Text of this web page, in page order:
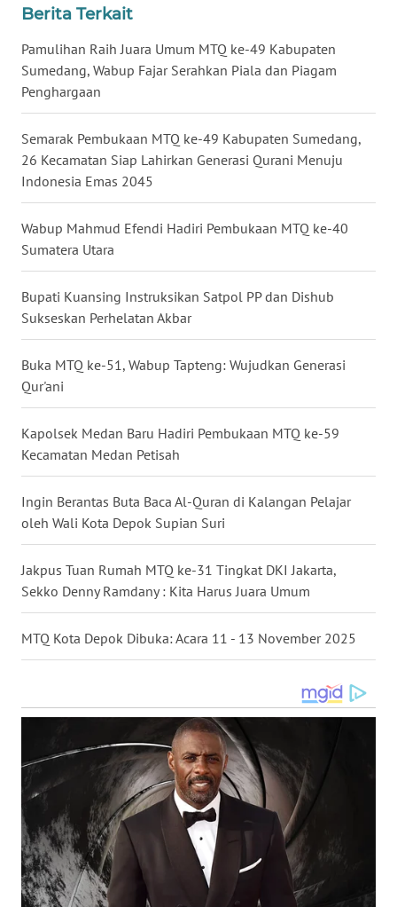
Berita Terkait
Pamulihan Raih Juara Umum MTQ ke-49 Kabupaten
Sumedang, Wabup Fajar Serahkan Piala dan Piagam
Penghargaan
Semarak Pembukaan MTQ ke-49 Kabupaten Sumedang,
26 Kecamatan Siap Lahirkan Generasi Qurani Menuju
Indonesia Emas 2045
Wabup Mahmud Efendi Hadiri Pembukaan MTQ ke-40
Sumatera Utara
Bupati Kuansing Instruksikan Satpol PP dan Dishub
Sukseskan Perhelatan Akbar
Buka MTQ ke-51, Wabup Tapteng: Wujudkan Generasi
Qur'ani
Kapolsek Medan Baru Hadiri Pembukaan MTQ ke-59
Kecamatan Medan Petisah
Ingin Berantas Buta Baca Al-Quran di Kalangan Pelajar
oleh Wali Kota Depok Supian Suri
Jakpus Tuan Rumah MTQ ke-31 Tingkat DKI Jakarta,
Sekko Denny Ramdany : Kita Harus Juara Umum
MTQ Kota Depok Dibuka: Acara 11 - 13 November 2025
WN
LAMPUNG
WN
WN
NUSANTARA
JOGJA
JATIM
BALI
KALBAR
KALTENG
WN
KALTARA
WN
KALSEL
SULSEL
WN
GORONTALO
WN
SULUT